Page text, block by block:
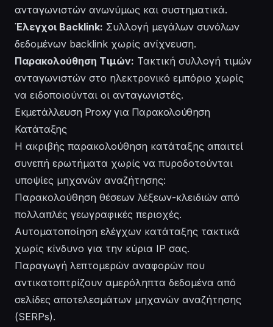
ανταγωνιστών ανωνύμως και συστηματικά.
Έλεγχοι Backlink: Συλλογή μεγάλων συνόλων
δεδομένων backlink χωρίς ανίχνευση.
Παρακολούθηση Τιμών: Τακτική συλλογή τιμών
ανταγωνιστών στο ηλεκτρονικό εμπόριο χωρίς
να ειδοποιούνται οι ανταγωνιστές.
Εκμετάλλευση Proxy για Παρακολούθηση
Κατάταξης
Η ακριβής παρακολούθηση κατάταξης απαιτεί
συνεπή ερωτήματα χωρίς να πυροδοτούνται
υποψίες μηχανών αναζήτησης:
Παρακολούθηση θέσεων λέξεων-κλειδιών από
πολλαπλές γεωγραφικές περιοχές.
Αυτοματοποίηση ελέγχων κατάταξης τακτικά
χωρίς κίνδυνο για την κύρια IP σας.
Παραγωγή λεπτομερών αναφορών που
αντικατοπτρίζουν αμερόληπτα δεδομένα από
σελίδες αποτελεσμάτων μηχανών αναζήτησης
(SERPs).